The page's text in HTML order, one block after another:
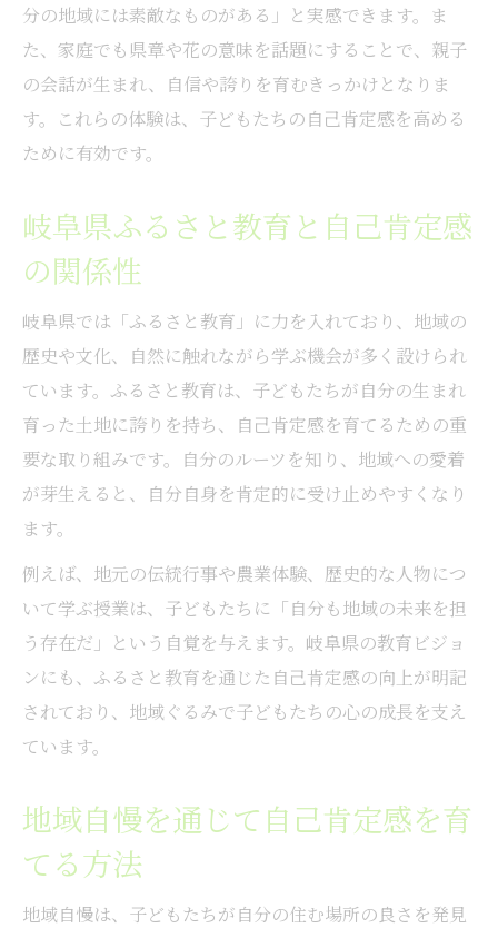
分の地域には素敵なものがある」と実感できます。ま
た、家庭でも県章や花の意味を話題にすることで、親子
の会話が生まれ、自信や誇りを育むきっかけとなりま
す。これらの体験は、子どもたちの自己肯定感を高める
ために有効です。
岐阜県ふるさと教育と自己肯定感
の関係性
岐阜県では「ふるさと教育」に力を入れており、地域の
歴史や文化、自然に触れながら学ぶ機会が多く設けられ
ています。ふるさと教育は、子どもたちが自分の生まれ
育った土地に誇りを持ち、自己肯定感を育てるための重
要な取り組みです。自分のルーツを知り、地域への愛着
が芽生えると、自分自身を肯定的に受け止めやすくなり
ます。
例えば、地元の伝統行事や農業体験、歴史的な人物につ
いて学ぶ授業は、子どもたちに「自分も地域の未来を担
う存在だ」という自覚を与えます。岐阜県の教育ビジョ
ンにも、ふるさと教育を通じた自己肯定感の向上が明記
されており、地域ぐるみで子どもたちの心の成長を支え
ています。
地域自慢を通じて自己肯定感を育
てる方法
地域自慢は、子どもたちが自分の住む場所の良さを発見